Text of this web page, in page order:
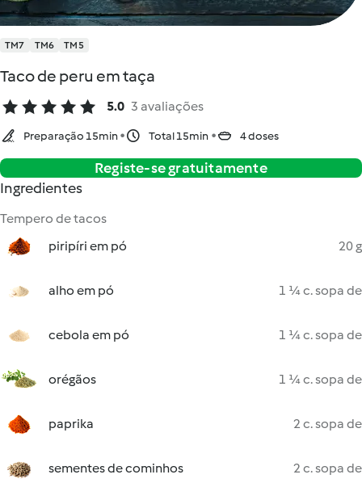
TM7 TM6 TM5
Taco de peru em taça
5.0 3 avaliações
Preparação 15min Total 15min 4 doses
Registe-se gratuitamente
Ingredientes
Tempero de tacos
piripíri em pó
20 g
alho em pó 1 ¼ c. sopa de
cebola em pó 1 ¼ c. sopa de
orégãos 1 ¼ c. sopa de
paprika 2 c. sopa de
sementes de cominhos 2 c. sopa de